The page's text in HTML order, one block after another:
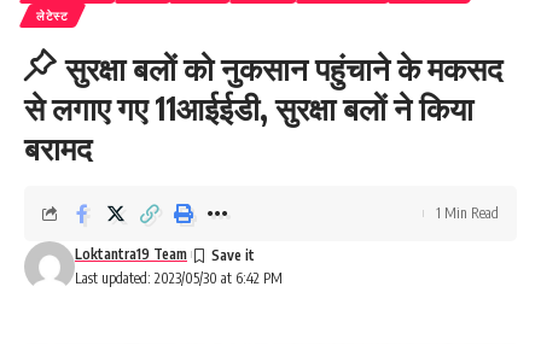
लेटेस्ट
सुरक्षा बलों को नुकसान पहुंचाने के मकसद
से लगाए गए 11आईईडी, सुरक्षा बलों ने किया
बरामद
Last updated: 2023/05/30 at 6:42 PM
Loktantra19 Team
1 Min Read